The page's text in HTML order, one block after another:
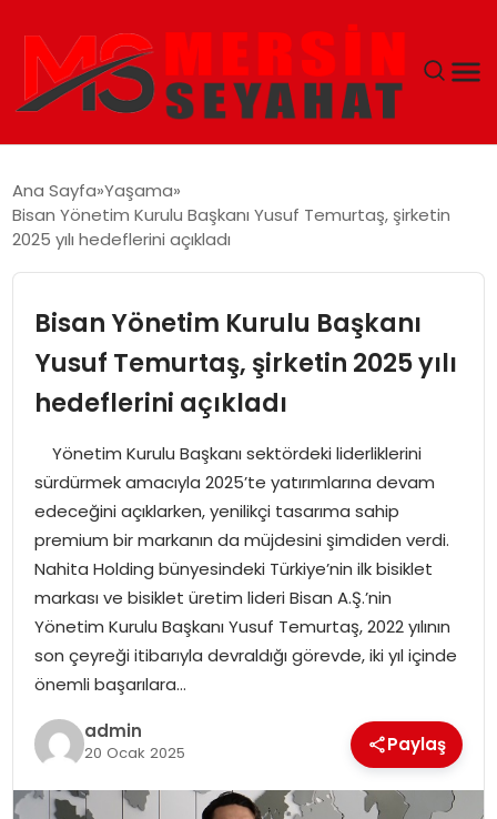
EKONOMI
GÜNCEL
Ana Sayfa Yaşama
Bisan Yönetim Kurulu Başkanı Yusuf Temurtaş, şirketin
2025 yılı hedeflerini açıkladı
Bisan Yönetim Kurulu Başkanı
Yusuf Temurtaş, şirketin 2025 yılı
hedeflerini açıkladı
Yönetim Kurulu Başkanı sektördeki liderliklerini
sürdürmek amacıyla 2025’te yatırımlarına devam
edeceğini açıklarken, yenilikçi tasarıma sahip
premium bir markanın da müjdesini şimdiden verdi.
Nahita Holding bünyesindeki Türkiye’nin ilk bisiklet
markası ve bisiklet üretim lideri Bisan A.Ş.’nin
Yönetim Kurulu Başkanı Yusuf Temurtaş, 2022 yılının
son çeyreği itibarıyla devraldığı görevde, iki yıl içinde
önemli başarılara…
admin
20 Ocak 2025 Paylaş